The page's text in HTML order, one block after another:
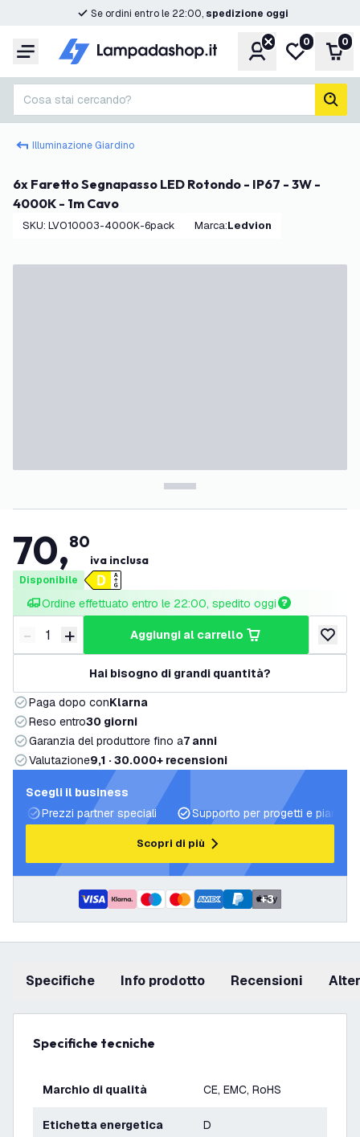
Se ordini entro le 22:00, spedizione oggi
Menu Account
Lista
0 0
Cosa stai cercando?
Illuminazione Giardino
6x Faretto Segnapasso LED Rotondo - IP67 - 3W -
4000K - 1m Cavo
SKU: LVO10003-4000K-6pack Marca: Ledvion
70,80
iva inclusa
Disponibile
Ordine effettuato entro le 22:00, spedito oggi
Riduci quantità
- Aumenta quantità
+ aggiungi al carrello
Hai bisogno di grandi quantità?
Paga dopo conKlarna
Reso entro30 giorni
Garanzia del produttore fino a7 anni
Valutazione9,1 · 30.000+ recensioni
Scegli il business
Prezzi partner speciali
Supporto per progetti e piani di
Scopri di più
+3
Specifiche info prodotto recensioni
Specifiche tecniche
Marchio di qualità CE, EMC, RoHS
Etichetta energetica D